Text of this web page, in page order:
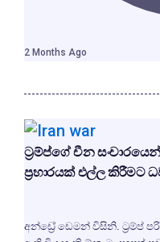
2 Months Ago
ට්‍රම්ප්ගේ චීන
ප්‍රහාරයක් එල්ල කිරීමට
අන්ඩ්‍රේ ඩෙමන් විසිනි. ට්‍රම්ප්